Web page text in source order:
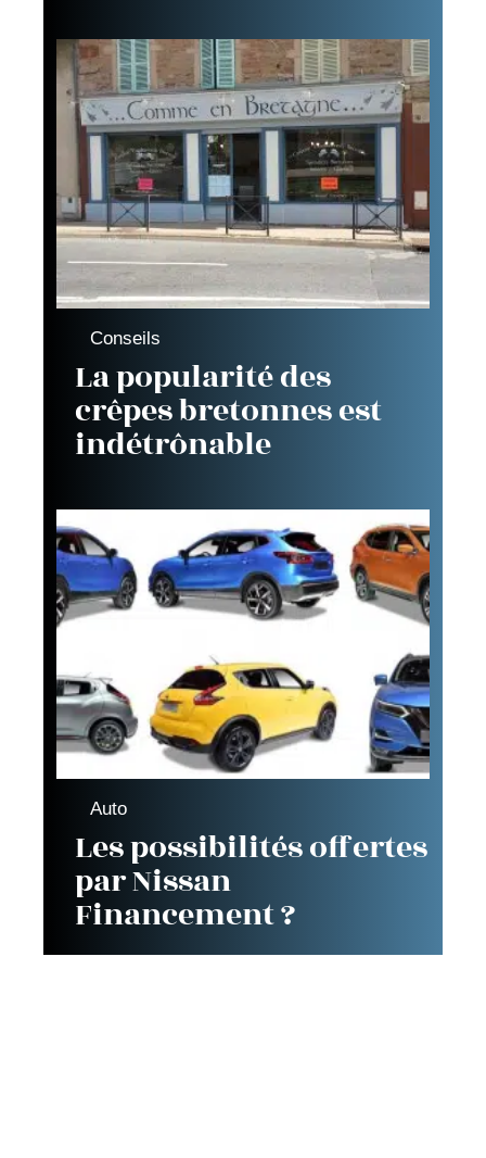
Conseils
La popularité des
crêpes bretonnes est
indétrônable
Auto
Les possibilités offertes
par Nissan
Financement ?